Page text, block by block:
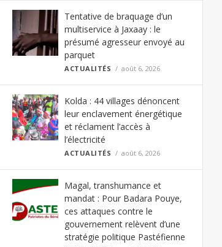
Tentative de braquage d’un
multiservice à Jaxaay : le
présumé agresseur envoyé au
parquet
ACTUALITÉS août 6, 2026
Kolda : 44 villages dénoncent
leur enclavement énergétique
et réclament l’accès à
l’électricité
ACTUALITÉS août 6, 2026
Magal, transhumance et
mandat : Pour Badara Pouye,
ces attaques contre le
gouvernement relèvent d’une
stratégie politique Pastéfienne